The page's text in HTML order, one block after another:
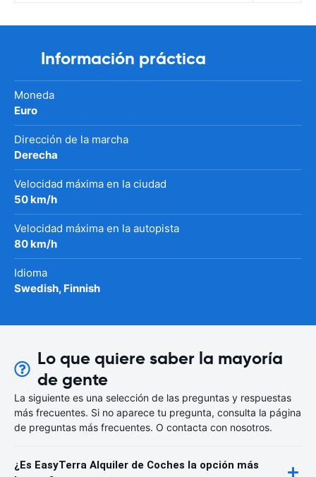
Información práctica
Moneda
Euro
Dirección de la marcha
Derecha
Velocidad máxima en la ciudad
50 km/h
Velocidad máxima en la autopista
80 km/h
Idioma
Swedish, Finnish
Lo que quiere saber la mayoría
de gente
La siguiente es una selección de las preguntas y respuestas
más frecuentes. Si no aparece tu pregunta, consulta la página
de preguntas más frecuentes. O contacta con nosotros.
¿Es EasyTerra Alquiler de Coches la opción más